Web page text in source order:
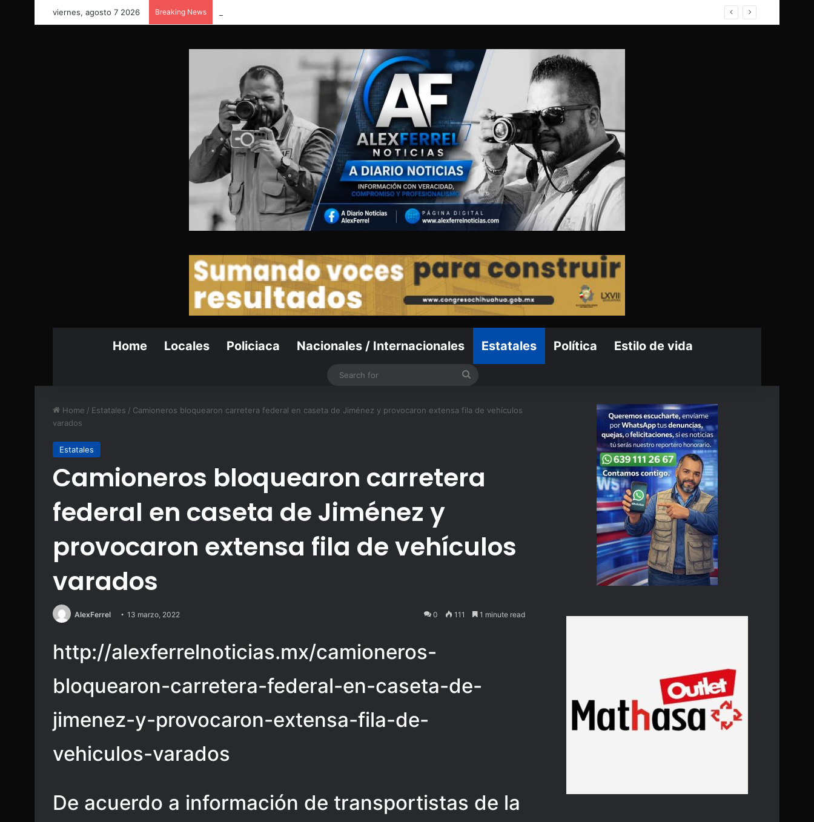
viernes, agosto 7 2026 Breaking News
Home Locales Policiaca Nacionales / Internacionales Estatales Política Estilo de vida
Search
Home / Estatales / Camioneros bloquearon carretera federal en caseta de Jiménez y provocaron extensa fila de vehículos
varados
Estatales
Camioneros bloquearon carretera
federal en caseta de Jiménez y
provocaron extensa fila de vehículos
varados
AlexFerrel 13 marzo, 2022 0 111 1 minute read
http://alexferrelnoticias.mx/camioneros-
bloquearon-carretera-federal-en-caseta-de-
jimenez-y-provocaron-extensa-fila-de-
vehiculos-varados
De acuerdo a información de transportistas de la